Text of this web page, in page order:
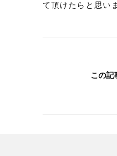
て頂けたらと思い
この記